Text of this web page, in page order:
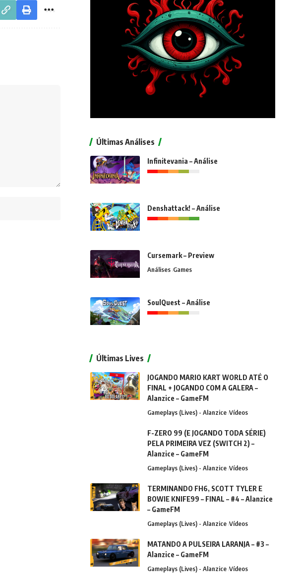
Últimas Análises
Infinitevania – Análise
Denshattack! – Análise
Cursemark – Preview
Análises Games
SoulQuest – Análise
Últimas Lives
JOGANDO MARIO KART WORLD ATÉ O
FINAL + JOGANDO COM A GALERA –
Alanzice – GameFM
Gameplays (Lives) - Alanzice Vídeos
F-ZERO 99 (E JOGANDO TODA SÉRIE)
PELA PRIMEIRA VEZ (SWITCH 2) –
Alanzice – GameFM
Gameplays (Lives) - Alanzice Vídeos
TERMINANDO FH6, SCOTT TYLER E
BOWIE KNIFE99 – FINAL – #4 – Alanzice
– GameFM
Gameplays (Lives) - Alanzice Vídeos
MATANDO A PULSEIRA LARANJA – #3 –
Alanzice – GameFM
Gameplays (Lives) - Alanzice Vídeos